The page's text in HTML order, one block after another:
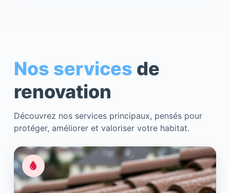
Nos services de
renovation
Découvrez nos services principaux, pensés pour
protéger, améliorer et valoriser votre habitat.